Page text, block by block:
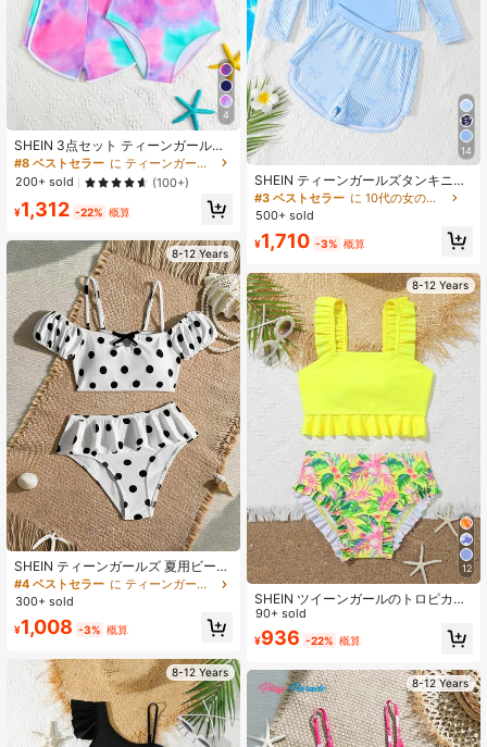
4
SHEIN 3点セット ティーンガールズ
用かわいいラブパターン タイダイ水
着セット(ランダムプリント)
#8 ベストセラー
に ティーンガールズビキニセット
200+ sold
(100+)
¥1,312 -22% 概算
8-12 Years
SHEIN ティーンガールズ 夏用ビーチ
水着 2点セット ポルカドット ツイス
トデザイン オフショルダー トップス
フェス ビーチバケーション ホリデー
カジュアル シック フリルヘム オフ
ショルダー ビキニトップ＆ボトム
#4 ベストセラー
に ティーンガールズビキニセット
300+ sold
¥1,008 -3% 概算
8-12 Years
14
SHEIN ティーンガールズタンキニ水
着、かわいいピンクストライプ リボ
ン ニット生地 ノースリーブクロップ
ツ、ファッショナブルでカジュアル
でエレガントな、水泳、夏休み、ビ
ーチ、プール、ホリデーパーティー
に適しています
#3 ベストセラー
に 10代の女の子向けタンキニ
500+ sold
¥1,710 -3% 概算
8-12 Years
12
SHEIN ツイーンガールのトロピカル
柄ラッフル付きビキニセット、夏の
ビーチ用
90+ sold
¥936 -22% 概算
8-12 Years